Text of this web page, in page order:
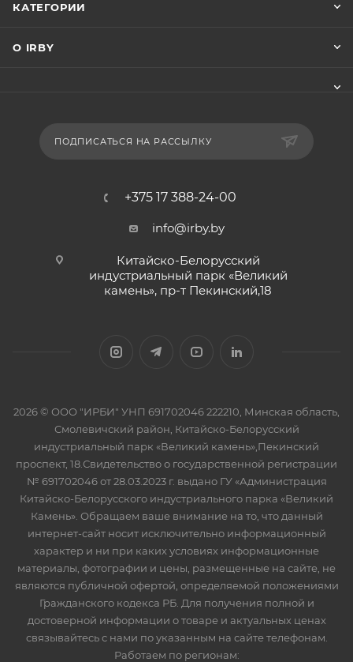
КАТЕГОРИИ
О IRBY
ПОДПИСАТЬСЯ НА РАССЫЛКУ
+375 17 388-24-00
info@irby.by
Китайско-Белорусский
индустриальный парк «Великий
камень», пр-т Пекинский,18
2026 © ООО "ИРБИ" УНП 691702046 222210, Минская область,
Смолевичский район, Китайско-Белорусский
индустриальный парк «Великий камень»,Пекинский
проспект, 18.Свидетельство о государственной регистрации
№ 691702046 от 28.03.2023 г. выдано ГУ «Администрация
Китайско-Белорусского индустриального парка «Великий
Камень». Обращаем ваше внимание на то, что данный
интернет-сайт носит исключительно информационный
характер и ни при каких условиях информационные
материалы, фотографии и цены, размещенные на сайте, не
являются публичной офертой, определяемой положениями
Гражданского кодекса РБ. Для получения полной и
достоверной информации о товаре и актуальных ценах
связывайтесь с нами по указанным на сайте телефонам.
Работаем по регионам: